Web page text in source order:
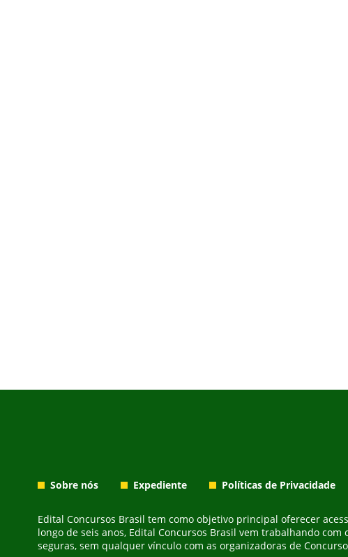
Sobre nós Expediente Políticas de Privacidade
Edital Concursos Brasil tem como objetivo principal oferecer
longo de seis anos, Edital Concursos Brasil vem trabalhando
seguras, sem qualquer vínculo com as organizadoras de